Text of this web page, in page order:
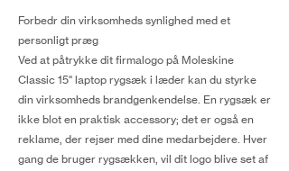
Forbedr din virksomheds synlighed med et
personligt præg
Ved at påtrykke dit firmalogo på Moleskine
Classic 15" laptop rygsæk i læder kan du styrke
din virksomheds brandgenkendelse. En rygsæk er
ikke blot en praktisk accessory; det er også en
reklame, der rejser med dine medarbejdere. Hver
gang de bruger rygsækken, vil dit logo blive set af